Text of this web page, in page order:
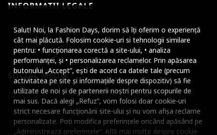
Salut! Noi, la Fashion Days, dorim să îți oferim o experiență
cât mai plăcută. Folosim cookie-uri si tehnologii similare
pentru: • funcționarea corectă a site-ului, • analiza
performanței, și • personalizarea reclamelor. Prin apăsarea
butonului „Accept”, ești de acord ca datele tale (precum
activitatea pe site și informațiile despre dispozitiv) să fie
utilizate de noi și de partenerii noștri pentru scopurile de
mai sus. Dacă alegi „Refuz”, vom folosi doar cookie-uri
strict necesare funcționării site-ului și nu vom afișa reclame
personalizate. Poți modifica preferințele oricând apăsând pe
„Administrează preferințele”. Află mai multe despre cookie-
INFORMATII LEGALE
Informatii utile
SOCIAL MEDIA
Facebook
Instagram
TikTok
Micsoreaza
Mareste spatierea
Micsoreaza
Mareste inaltimea
Micsoreaza